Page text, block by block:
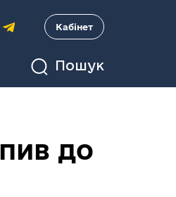
Кабінет
Пошук
до